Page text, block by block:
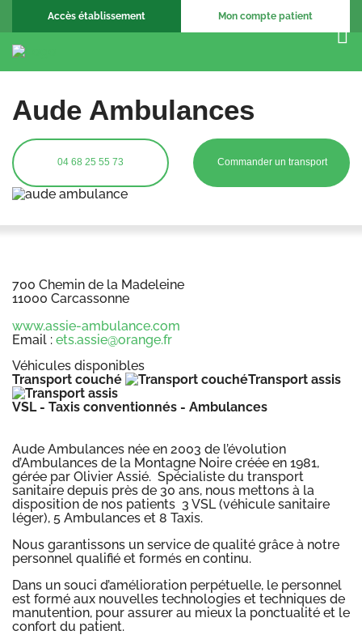
Accès établissement Mon compte patient
Aude Ambulances
04 68 25 55 73 Commander un transport
700 Chemin de la Madeleine
11000 Carcassonne
www.assie-ambulance.com
Email : ets.assie@orange.fr
Véhicules disponibles
Transport couché
Transport assis
VSL - Taxis conventionnés - Ambulances
Aude Ambulances née en 2003 de l’évolution
d’Ambulances de la Montagne Noire créée en 1981,
gérée par Olivier Assié. Spécialiste du transport
sanitaire depuis près de 30 ans, nous mettons à la
disposition de nos patients 3 VSL (véhicule sanitaire
léger), 5 Ambulances et 8 Taxis.
Nous garantissons un service de qualité grâce à notre
personnel qualifié et formés en continu.
Dans un souci d’amélioration perpétuelle, le personnel
est formé aux nouvelles technologies et techniques de
manutention, pour assurer au mieux la ponctualité et le
confort du patient.